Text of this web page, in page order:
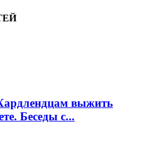
выжить
Беседы с...